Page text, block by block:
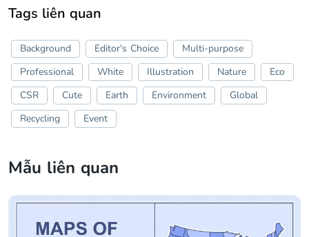
Tags liên quan
Background Editor's Choice
Multi-purpose
Professional
White Illustration Nature
Eco
CSR
Cute Earth Environment
Global
Recycling
Event
Mẫu liên quan